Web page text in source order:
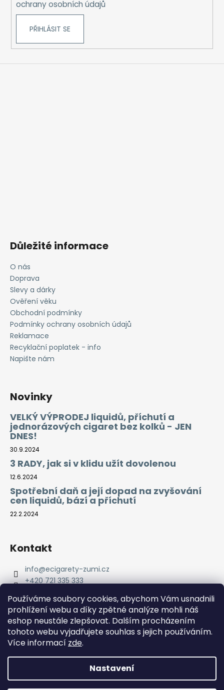
Používáme soubory cookies, abychom Vám usnadnili
prohlížení webu a díky zpětné analýze mohli náš
eshop neustále zlepšovat. Dalším procházením
tohoto webu vyjadřujete souhlas s jejich používáním.
Více informací zde.
Nastavení
ochrany osobních údajů
PŘIHLÁSIT SE
Důležité informace
O nás
Doprava
Slevy a dárky
Ověření věku
Obchodní podmínky
Podmínky ochrany osobních údajů
Reklamace
Recyklační poplatek - info
Napište nám
Novinky
VELKÝ VÝPRODEJ liquidů, příchutí a
jednorázových cigaret bez kolků - JEN
DNES!
30.9.2024
3 RADY, jak si v klidu užít dovolenou
12.6.2024
Spotřební daň a její dopad na zvyšování
cen liquidů, bází a příchutí
22.2.2024
Kontakt
info@ecigarety-zumi.cz
+420 721 335 333